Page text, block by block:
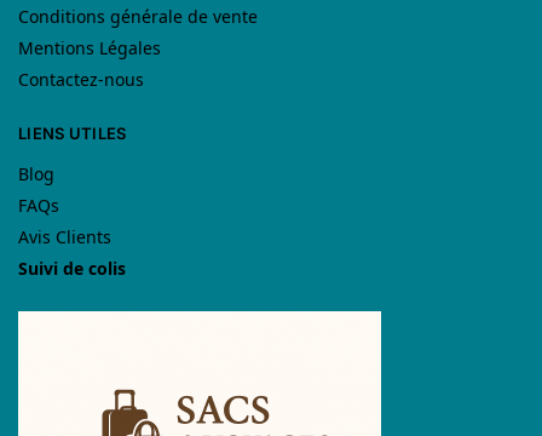
Conditions générale de vente
Mentions Légales
Contactez-nous
LIENS UTILES
Blog
FAQs
Avis Clients
Suivi de colis